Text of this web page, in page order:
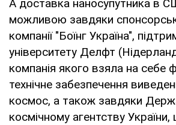
А доставка наносупутника в
можливою завдяки
компанії "Боїнг Україна",
університету Делфт
компанія якого взяла на себе
технічне забезпечення
космос, а також завдяки
космічному агентству